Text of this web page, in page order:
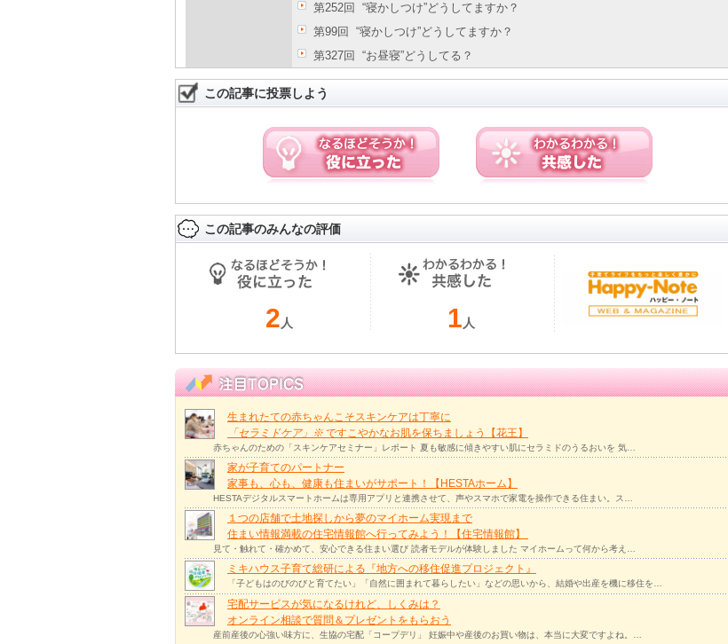
第252回 “寝かしつけ”どうしてますか？
第99回 “寝かしつけ”どうしてますか？
第327回 “お昼寝”どうしてる？
この記事に投票しよう
この記事のみんなの評価
2 人 1 人
生まれたての赤ちゃんこそスキンケアは丁寧に
「セラミドケア」 ※ですこやかなお肌を保ちましょう【花王】
赤ちゃんのための「スキンケアセミナー」レポート 夏も敏感に傾きやすい肌にセラミドのうるおいを 気…
家が子育てのパートナー
家事も、心も、健康も住まいがサポート！【HESTAホーム】
HESTAデジタルスマートホームは専用アプリと連携させて、声やスマホで家電を操作できる住まい。ス…
１つの店舗で土地探しから夢のマイホーム実現まで
住まい情報満載の住宅情報館へ行ってみよう！【住宅情報館】
見て・触れて・確かめて、安心できる住まい選び 読者モデルが体験しました マイホームって何から考え…
ミキハウス子育て総研による『地方への移住促進プロジェクト』
「子どもはのびのびと育てたい」「自然に囲まれて暮らしたい」などの思いから、結婚や出産を機に移住を…
宅配サービスが気になるけれど、しくみは？
オンライン相談で質問＆プレゼントをもらおう
産前産後の心強い味方に、生協の宅配「コープデリ」 妊娠中や産後のお買い物は、本当に大変ですよね。…